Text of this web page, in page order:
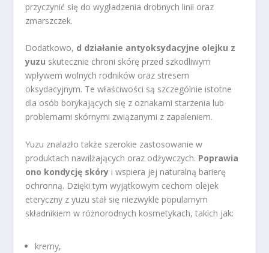
przyczynić się do wygładzenia drobnych linii oraz
zmarszczek.
Dodatkowo, d działanie antyoksydacyjne olejku z
yuzu skutecznie chroni skórę przed szkodliwym
wpływem wolnych rodników oraz stresem
oksydacyjnym. Te właściwości są szczególnie istotne
dla osób borykających się z oznakami starzenia lub
problemami skórnymi związanymi z zapaleniem.
Yuzu znalazło także szerokie zastosowanie w
produktach nawilżających oraz odżywczych. Poprawia
ono kondycję skóry i wspiera jej naturalną barierę
ochronną. Dzięki tym wyjątkowym cechom olejek
eteryczny z yuzu stał się niezwykle popularnym
składnikiem w różnorodnych kosmetykach, takich jak:
kremy,